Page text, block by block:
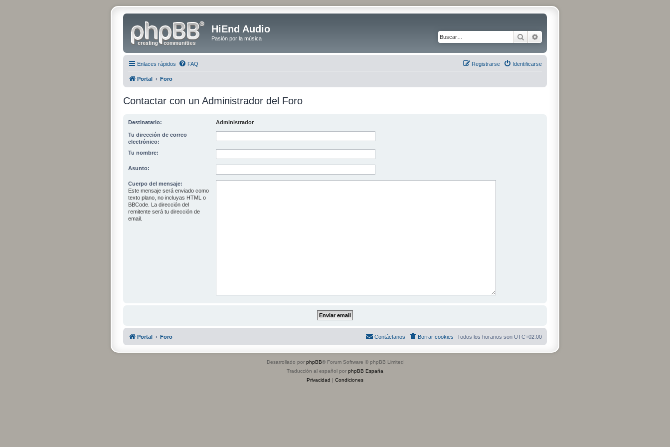
HiEnd Audio
Pasión por la música Buscar
Enlaces rápidos FAQ Identificarse
Registrarse
Portal Foro
Contactar con un Administrador del Foro
Destinatario: Administrador
Tu dirección de correo
electrónico:
Tu nombre:
Asunto:
Cuerpo del mensaje:
Este mensaje será enviado como
texto plano, no incluyas HTML o
BBCode. La dirección del
remitente será tu dirección de
email.
Portal Foro Todos los horarios son UTC+02:00
Borrar cookies
Contáctanos
Desarrollado por phpBB® Forum Software © phpBB Limited
Traducción al español por phpBB España
Privacidad | Condiciones